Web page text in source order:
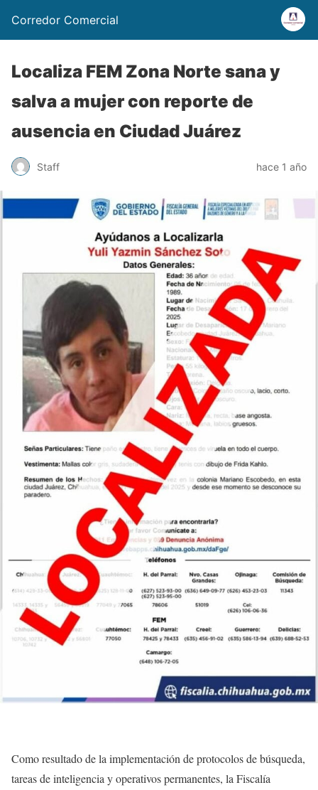
Corredor Comercial
Localiza FEM Zona Norte sana y
salva a mujer con reporte de
ausencia en Ciudad Juárez
Staff hace 1 año
Como resultado de la implementación de protocolos de búsqueda,
tareas de inteligencia y operativos permanentes, la Fiscalía